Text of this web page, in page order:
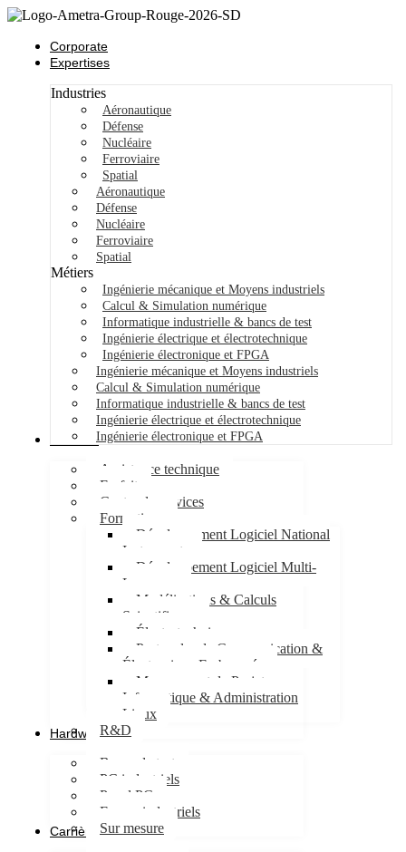
Corporate
Expertises
Industries
Aéronautique
Défense
Nucléaire
Ferroviaire
Spatial
Aéronautique
Défense
Nucléaire
Ferroviaire
Spatial
Métiers
Ingénierie mécanique et Moyens industriels
Calcul & Simulation numérique
Informatique industrielle & bancs de test
Ingénierie électrique et électrotechnique
Ingénierie électronique et FPGA
Ingénierie mécanique et Moyens industriels
Calcul & Simulation numérique
Informatique industrielle & bancs de test
Ingénierie électrique et électrotechnique
Ingénierie électronique et FPGA
Services
Assistance technique
Forfait
Centre de services
Formations
Développement Logiciel National
Instruments
Développement Logiciel Multi-
Langages
Modélisations & Calculs
Scientifiques
Électrotechnique
Protocoles de Communication &
Électronique Embarquée
Management de Projet
Informatique & Administration
Linux
R&D
Hardware
Bancs de test
PC industriels
Panel PC
Ecrans industriels
Sur mesure
Carrières